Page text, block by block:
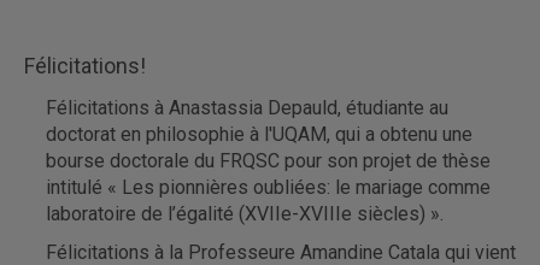
Félicitations!
Félicitations à Anastassia Depauld, étudiante au
doctorat en philosophie à l'UQAM, qui a obtenu une
bourse doctorale du FRQSC pour son projet de thèse
intitulé « Les pionnières oubliées: le mariage comme
laboratoire de l’égalité (XVIIe-XVIIIe siècles) ».
Félicitations à la Professeure Amandine Catala qui vient